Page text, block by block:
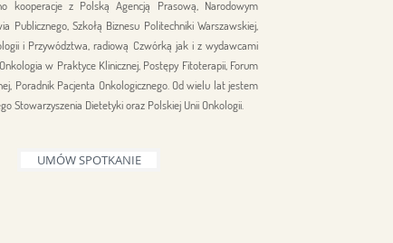
kooperacje z Polską Agencją Prasową, Narodowym
Publicznego, Szkołą Biznesu Politechniki Warszawskiej,
i Przywództwa, radiową Czwórką jak i z wydawcami
w Praktyce Klinicznej, Postępy Fitoterapii, Forum
Poradnik Pacjenta Onkologicznego. Od wielu lat jestem
Stowarzyszenia Dietetyki oraz Polskiej Unii Onkologii
UMÓW SPOTKANIE